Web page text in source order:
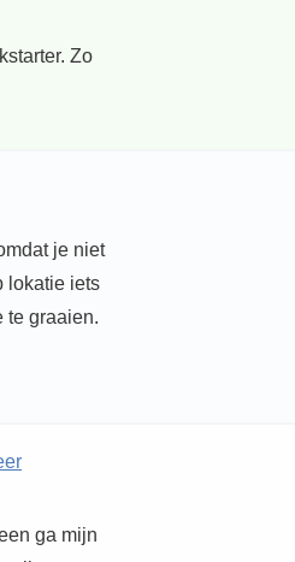
Zo
je niet
lokatie iets
te graaien.
ga mijn